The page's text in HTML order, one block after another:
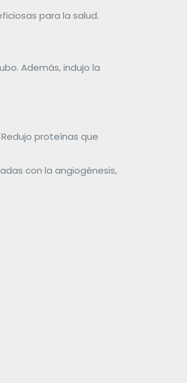
para la salud.
Además, indujo la
proteínas que
con la angiogénesis,